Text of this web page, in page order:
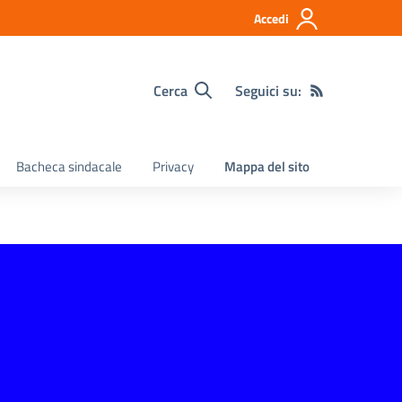
Accedi
Cerca Seguici su:
Bacheca sindacale Privacy Mappa del sito